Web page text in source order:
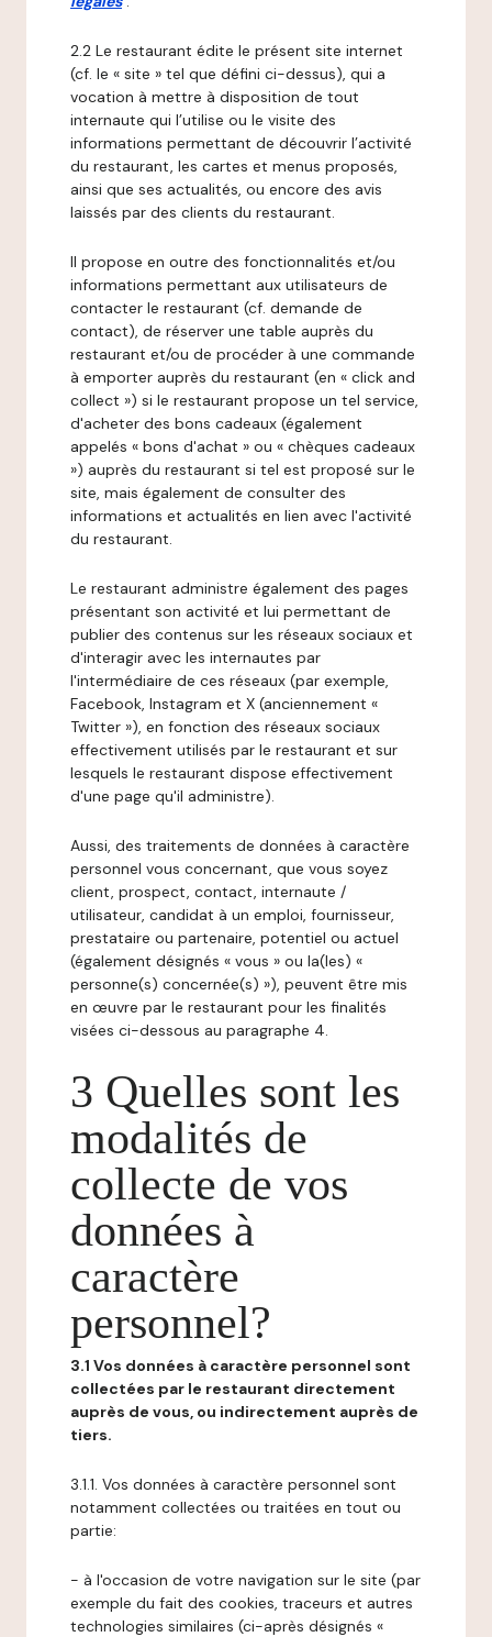
2.2 Le restaurant édite le présent site internet
(cf. le « site » tel que défini ci-dessus), qui a
vocation à mettre à disposition de tout
internaute qui l’utilise ou le visite des
informations permettant de découvrir l’activité
du restaurant, les cartes et menus proposés,
ainsi que ses actualités, ou encore des avis
laissés par des clients du restaurant.
Il propose en outre des fonctionnalités et/ou
informations permettant aux utilisateurs de
contacter le restaurant (cf. demande de
contact), de réserver une table auprès du
restaurant et/ou de procéder à une commande
à emporter auprès du restaurant (en « click and
collect ») si le restaurant propose un tel service,
d'acheter des bons cadeaux (également
appelés « bons d'achat » ou « chèques cadeaux
») auprès du restaurant si tel est proposé sur le
site, mais également de consulter des
informations et actualités en lien avec l'activité
du restaurant.
Le restaurant administre également des pages
présentant son activité et lui permettant de
publier des contenus sur les réseaux sociaux et
d'interagir avec les internautes par
l'intermédiaire de ces réseaux (par exemple,
Facebook, Instagram et X (anciennement «
Twitter »), en fonction des réseaux sociaux
effectivement utilisés par le restaurant et sur
lesquels le restaurant dispose effectivement
d'une page qu'il administre).
Aussi, des traitements de données à caractère
personnel vous concernant, que vous soyez
client, prospect, contact, internaute /
utilisateur, candidat à un emploi, fournisseur,
prestataire ou partenaire, potentiel ou actuel
(également désignés « vous » ou la(les) «
personne(s) concernée(s) »), peuvent être mis
en œuvre par le restaurant pour les finalités
visées ci-dessous au paragraphe 4.
3 Quelles sont les
modalités de
collecte de vos
données à
caractère
personnel?
3.1 Vos données à caractère personnel sont
collectées par le restaurant directement
auprès de vous, ou indirectement auprès de
tiers.
3.1.1. Vos données à caractère personnel sont
notamment collectées ou traitées en tout ou
partie:
- à l'occasion de votre navigation sur le site (par
exemple du fait des cookies, traceurs et autres
technologies similaires (ci-après désignés «